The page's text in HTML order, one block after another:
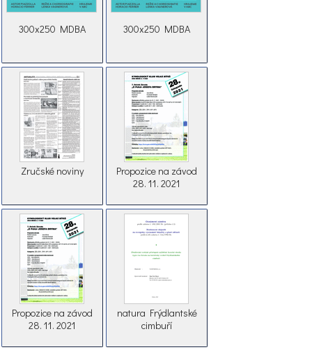
300x250 MDBA 300x250 MDBA
Zručské noviny
Propozice na závod
28. 11. 2021
Propozice na závod
28. 11. 2021
natura Frýdlantské
cimbuří